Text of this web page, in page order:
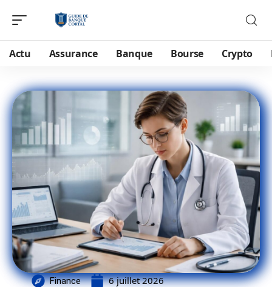
Actu Assurance Banque Bourse Crypto
Finance 6 juillet 2026